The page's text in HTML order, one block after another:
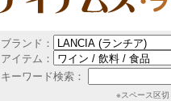
ブランド：
アイテム：
キーワード検索：
※スペース区切